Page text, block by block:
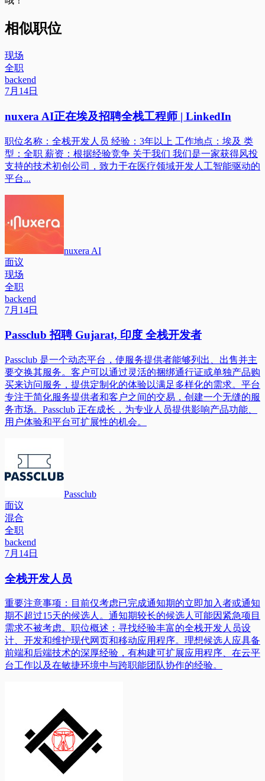
相似职位
现场
全职
backend
7月14日
nuxera AI正在埃及招聘全栈工程师 | LinkedIn
职位名称：全栈开发人员 经验：3年以上 工作地点：埃及 类
型：全职 薪资：根据经验竞争 关于我们 我们是一家获得风投
支持的技术初创公司，致力于在医疗领域开发人工智能驱动的
平台...
nuxera AI
面议
现场
全职
backend
7月14日
Passclub 招聘 Gujarat, 印度 全栈开发者
Passclub 是一个动态平台，使服务提供者能够列出、出售并主
要交换其服务。客户可以通过灵活的捆绑通行证或单独产品购
买来访问服务，提供定制化的体验以满足多样化的需求。平台
专注于简化服务提供者和客户之间的交易，创建一个无缝的服
务市场。Passclub 正在成长，为专业人员提供影响产品功能、
用户体验和平台可扩展性的机会。
Passclub
面议
混合
全职
backend
7月14日
全栈开发人员
重要注意事项：目前仅考虑已完成通知期的立即加入者或通知
期不超过15天的候选人。通知期较长的候选人可能因紧急项目
需求不被考虑。职位概述：寻找经验丰富的全栈开发人员设
计、开发和维护现代网页和移动应用程序。理想候选人应具备
前端和后端技术的深厚经验，有构建可扩展应用程序、在云平
台工作以及在敏捷环境中与跨职能团队协作的经验。